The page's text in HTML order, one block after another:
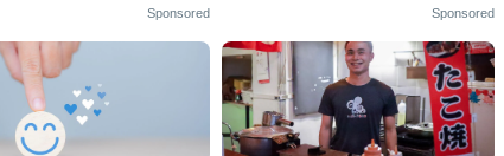
Sponsored Sponsored